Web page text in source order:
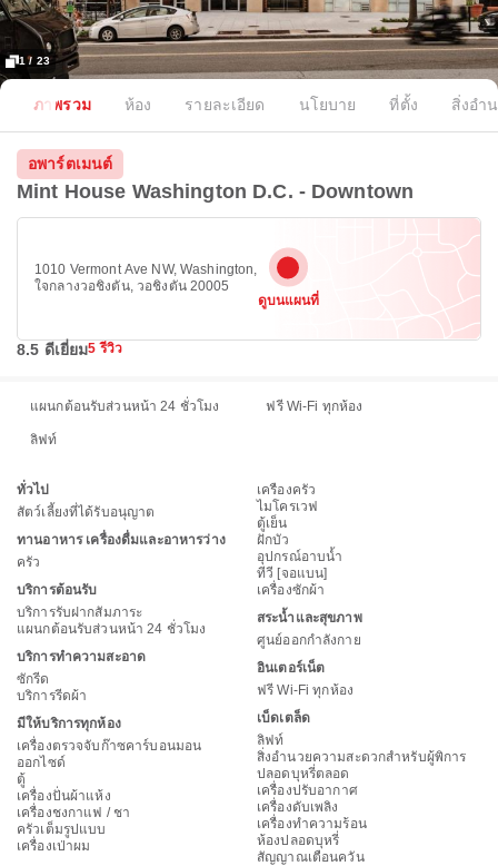
1 / 23
ภาพรวม ห้อง รายละเอียด นโยบาย ที่ตั้ง สิ่งอำ
อพาร์ตเมนต์
Mint House Washington D.C. - Downtown
1010 Vermont Ave NW, Washington,
ใจกลางวอชิงตัน, วอชิงตัน 20005
ดูบนแผนที่
8.5 ดีเยี่ยม5 รีวิว
แผนกต้อนรับส่วนหน้า 24 ชั่วโมง ฟรี Wi-Fi ทุกห้อง
ลิฟท์
ทั่วไป
สัตว์เลี้ยงที่ได้รับอนุญาต
ทานอาหาร เครื่องดื่มและอาหารว่าง
ครัว
บริการต้อนรับ
บริการรับฝากสัมภาระ
แผนกต้อนรับส่วนหน้า 24 ชั่วโมง
บริการทำความสะอาด
ซักรีด
บริการรีดผ้า
มีให้บริการทุกห้อง
เครื่องตรวจจับก๊าซคาร์บอนมอน
ออกไซด์
ตู้
เครื่องปั่นผ้าแห้ง
เครื่องชงกาแฟ / ชา
ครัวเต็มรูปแบบ
เครื่องเป่าผม
เครื่องครัว
ไมโครเวฟ
ตู้เย็น
ฝักบัว
อุปกรณ์อาบน้ำ
ทีวี [จอแบน]
เครื่องซักผ้า
สระน้ำและสุขภาพ
ศูนย์ออกกำลังกาย
อินเตอร์เน็ต
ฟรี Wi-Fi ทุกห้อง
เบ็ดเตล็ด
ลิฟท์
สิ่งอำนวยความสะดวกสำหรับผู้พิการ
ปลอดบุหรี่ตลอด
เครื่องปรับอากาศ
เครื่องดับเพลิง
เครื่องทำความร้อน
ห้องปลอดบุหรี่
สัญญาณเตือนควัน